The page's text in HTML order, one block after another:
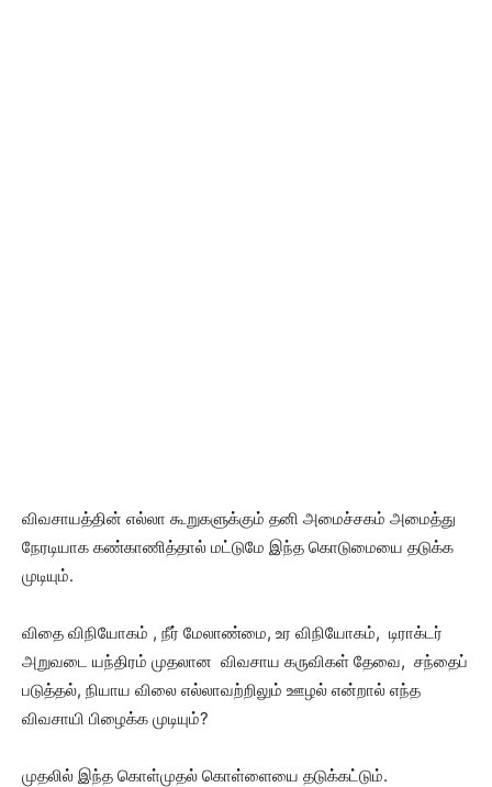
விவசாயத்தின் எல்லா கூறுகளுக்கும் தனி அமைச்சகம் அமைத்து
நேரடியாக கண்காணித்தால் மட்டுமே இந்த கொடுமையை தடுக்க
முடியும்.
விதை விநியோகம் , நீர் மேலாண்மை, உர விநியோகம், டிராக்டர்
அறுவடை யந்திரம் முதலான விவசாய கருவிகள் தேவை, சந்தைப்
படுத்தல், நியாய விலை எல்லாவற்றிலும் ஊழல் என்றால் எந்த
விவசாயி பிழைக்க முடியும்?
முதலில் இந்த கொள்முதல் கொள்ளையை தடுக்கட்டும்.